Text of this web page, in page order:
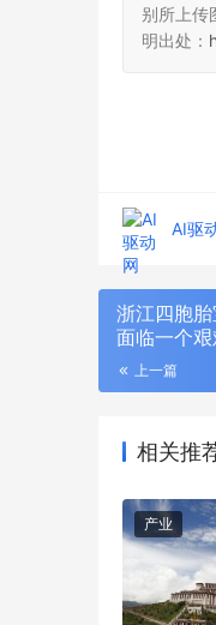
别所上传
明出处：
AI驱
浙江四胞
面临一个
上一篇
相关推
产业
GEO培训机构